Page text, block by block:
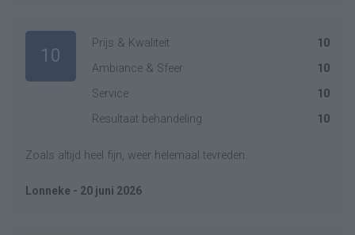
10
Prijs & Kwaliteit
10
Ambiance & Sfeer
10
Service
10
Resultaat behandeling
10
Zoals altijd heel fijn, weer helemaal tevreden.
Lonneke - 20 juni 2026